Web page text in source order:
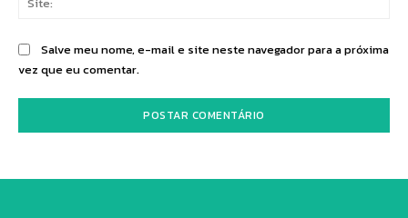
Salve meu nome, e-mail e site neste navegador para a próxima
vez que eu comentar.